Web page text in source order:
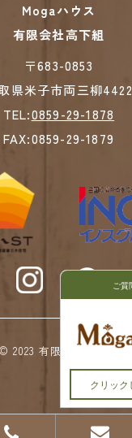
Mogaハウス
有限会社高下組
​​​​​​​〒683-0853
県米子市両三柳4422
TEL:0859-29-1878
FAX:0859-29-1879
© 2023 有限会社高下組